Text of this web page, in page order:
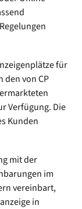
für
den von CP
Verfügung. Die
Kunden
mit der
im
vereinbart,
in